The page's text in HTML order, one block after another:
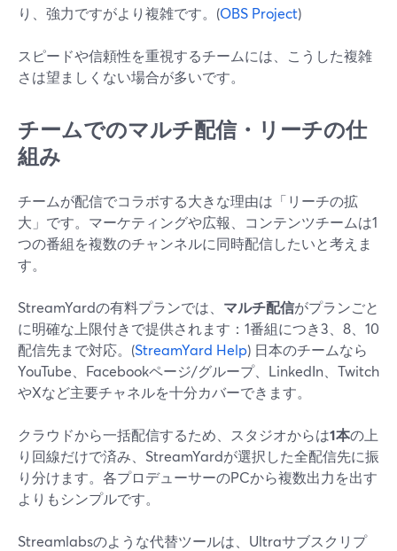
り、強力ですがより複雑です。(OBS Project)
スピードや信頼性を重視するチームには、こうした複雑
さは望ましくない場合が多いです。
チームでのマルチ配信・リーチの仕
組み
チームが配信でコラボする大きな理由は「リーチの拡
大」です。マーケティングや広報、コンテンツチームは1
つの番組を複数のチャンネルに同時配信したいと考えま
す。
StreamYardの有料プランでは、 マルチ配信がプランごと
に明確な上限付きで提供されます：1番組につき3、8、10
配信先まで対応。(StreamYard Help) 日本のチームなら
YouTube、Facebookページ/グループ、LinkedIn、Twitch
やXなど主要チャネルを十分カバーできます。
クラウドから一括配信するため、スタジオからは1本の上
り回線だけで済み、StreamYardが選択した全配信先に振
り分けます。各プロデューサーのPCから複数出力を出す
よりもシンプルです。
Streamlabsのような代替ツールは、Ultraサブスクリプ